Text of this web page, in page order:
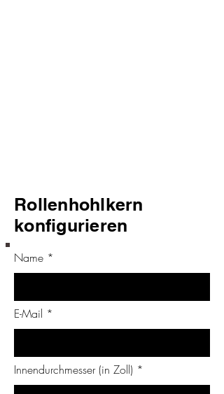
Rollenhohlkern
konfigurieren
Name
E-Mail
Innendurchmesser (in Zoll)